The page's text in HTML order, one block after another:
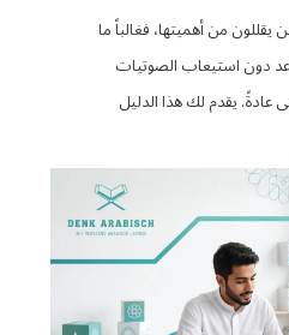
من أهميتها، فغالباً ما
دون استيعاب الصوتيات
عادةً. يقدم لك هذا الدليل